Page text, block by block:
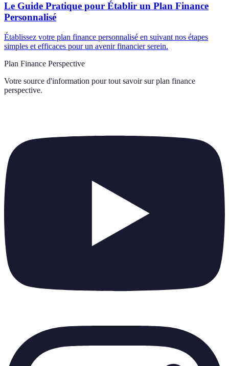
Le Guide Pratique pour Établir un Plan Finance
Personnalisé
Établissez votre plan finance personnalisé en suivant nos étapes
simples et efficaces pour un avenir financier serein.
Plan Finance Perspective
Votre source d'information pour tout savoir sur plan finance
perspective.